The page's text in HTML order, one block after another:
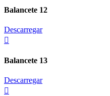
Balancete 12
Descarregar
Balancete 13
Descarregar